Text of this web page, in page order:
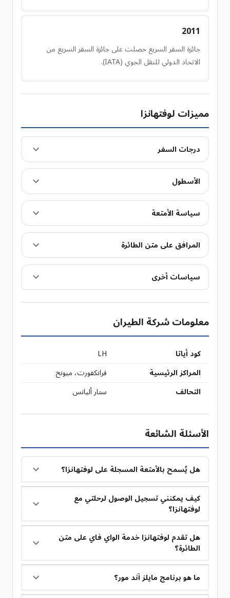
2011
جائزة السفر السريع حصلت على جائزة السفر السريع من
الاتحاد الدولي للنقل الجوي (IATA).
مميزات لوفتهانزا
درجات السفر
الأسطول
سياسة الأمتعة
المرافق على متن الطائرة
سياسات أخرى
معلومات شركة الطيران
كود أياتا
LH
المراكز الرئيسية
فرانكفورت، ميونخ
التحالف
ستار أليانس
الأسئلة الشائعة
هل يُسمح بالأمتعة المسجلة على لوفتهانزا؟
كيف يمكنني تسجيل الوصول لرحلتي مع
لوفتهانزا؟
هل تقدم لوفتهانزا خدمة الواي فاي على متن
الطائرة؟
ما هو برنامج مايلز آند مور؟